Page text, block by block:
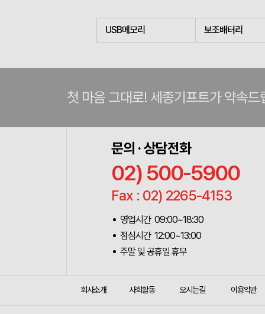
USB메모리 보조배터리
첫 마음 그대로! 세종기프트가 약속드
문의 · 상담전화
02) 500-5900
Fax : 02) 2265-4153
영업시간 09:00~18:30
점심시간 12:00~13:00
주말 및 공휴일 휴무
회사소개 사회활동 오시는길 이용약관